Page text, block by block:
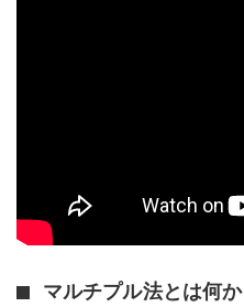
マルチプル法とは何か